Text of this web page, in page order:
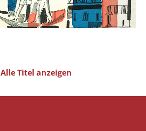
Alle Titel anzeigen